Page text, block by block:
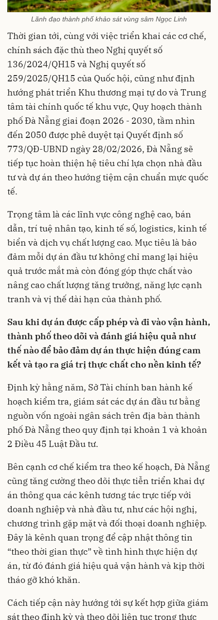
Lãnh đạo thành phố khảo sát vùng sâm Ngọc Linh
Thời gian tới, cùng với việc triển khai các cơ chế,
chính sách đặc thù theo Nghị quyết số
136/2024/QH15 và Nghị quyết số
259/2025/QH15 của Quốc hội, cũng như định
hướng phát triển Khu thương mại tự do và Trung
tâm tài chính quốc tế khu vực, Quy hoạch thành
phố Đà Nẵng giai đoạn 2026 - 2030, tầm nhìn
đến 2050 được phê duyệt tại Quyết định số
773/QĐ-UBND ngày 28/02/2026, Đà Nẵng sẽ
tiếp tục hoàn thiện hệ tiêu chí lựa chọn nhà đầu
tư và dự án theo hướng tiệm cận chuẩn mực quốc
tế.
Trọng tâm là các lĩnh vực công nghệ cao, bán
dẫn, trí tuệ nhân tạo, kinh tế số, logistics, kinh tế
biển và dịch vụ chất lượng cao. Mục tiêu là bảo
đảm mỗi dự án đầu tư không chỉ mang lại hiệu
quả trước mắt mà còn đóng góp thực chất vào
nâng cao chất lượng tăng trưởng, năng lực cạnh
tranh và vị thế dài hạn của thành phố.
Sau khi dự án được cấp phép và đi vào vận hành,
thành phố theo dõi và đánh giá hiệu quả như
thế nào để bảo đảm dự án thực hiện đúng cam
kết và tạo ra giá trị thực chất cho nền kinh tế?
Định kỳ hằng năm, Sở Tài chính ban hành kế
hoạch kiểm tra, giám sát các dự án đầu tư bằng
nguồn vốn ngoài ngân sách trên địa bàn thành
phố Đà Nẵng theo quy định tại khoản 1 và khoản
2 Điều 45 Luật Đầu tư.
Bên cạnh cơ chế kiểm tra theo kế hoạch, Đà Nẵng
cũng tăng cường theo dõi thực tiễn triển khai dự
án thông qua các kênh tương tác trực tiếp với
doanh nghiệp và nhà đầu tư, như các hội nghị,
chương trình gặp mặt và đối thoại doanh nghiệp.
Đây là kênh quan trọng để cập nhật thông tin
“theo thời gian thực” về tình hình thực hiện dự
án, từ đó đánh giá hiệu quả vận hành và kịp thời
tháo gỡ khó khăn.
Cách tiếp cận này hướng tới sự kết hợp giữa giám
sát theo định kỳ và theo dõi liên tục trong thực